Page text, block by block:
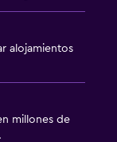
alojamientos
millones de